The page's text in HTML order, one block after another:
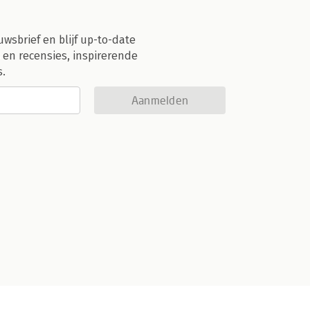
en blijf up-to-date
recensies, inspirerende
Aanmelden